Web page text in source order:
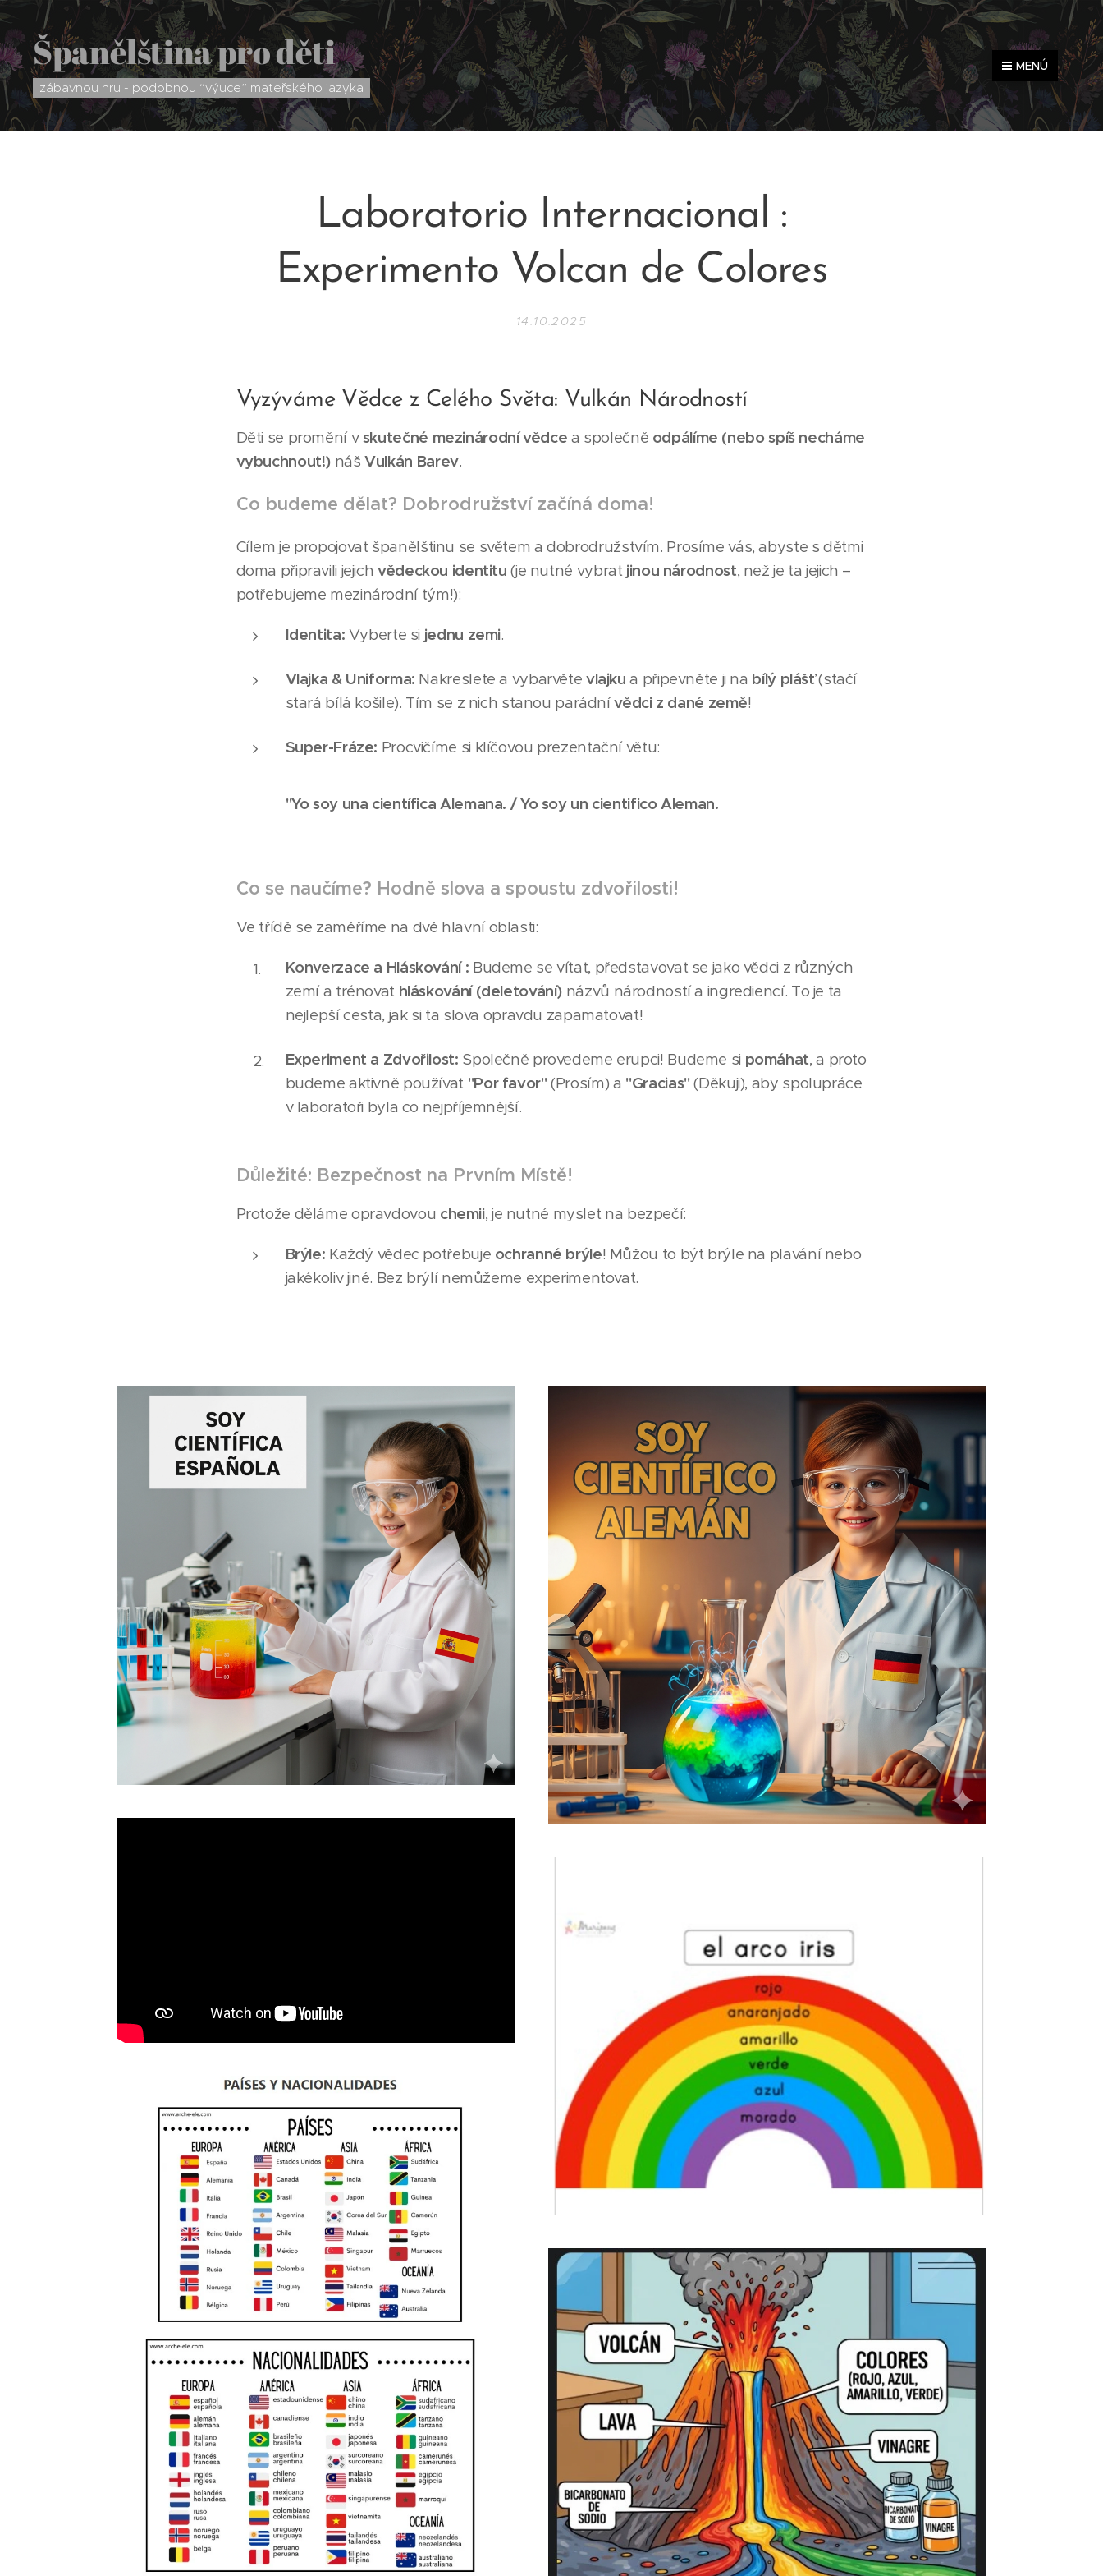
Španělština pro děti
zábavnou hru - podobnou “výuce” mateřského jazyka
MENÚ
Laboratorio Internacional :
Experimento Volcan de Colores
14.10.2025
Vyzýváme Vědce z Celého Světa: Vulkán Národností
Děti se promění vskutečné mezinárodní vědce a společně odpálíme (nebo spíš necháme
vybuchnout!) nášVulkán Barev.
Co budeme dělat? Dobrodružství začíná doma!
Cílem je propojovat španělštinu se světem a dobrodružstvím. Prosíme vás, abyste s dětmi
doma připravili jejich vědeckou identitu (je nutné vybrat jinou národnost, než je ta jejich –
potřebujeme mezinárodní tým!):
Identita: Vyberte si jednu zemi.
Vlajka & Uniforma: Nakreslete a vybarvěte vlajku a připevněte ji na bílý plášť(stačí
stará bílá košile). Tím se z nich stanou parádnívědci z dané země!
Super-Fráze: Procvičíme si klíčovou prezentační větu:
"Yo soy una científica Alemana. / Yo soy un cientifico Aleman.
Co se naučíme? Hodně slova a spoustu zdvořilosti!
Ve třídě se zaměříme na dvě hlavní oblasti:
Konverzace a Hláskování : Budeme se vítat, představovat se jako vědci z různých
zemí a trénovat hláskování (deletování) názvů národností a ingrediencí. To je ta
nejlepší cesta, jak si ta slova opravdu zapamatovat!
Experiment a Zdvořilost: Společně provedeme erupci! Budeme si pomáhat, a proto
budeme aktivně používat "Por favor"(Prosím) a "Gracias"(Děkuji), aby spolupráce
v laboratoři byla co nejpříjemnější.
Důležité: Bezpečnost na Prvním Místě!
Protože děláme opravdovou chemii, je nutné myslet na bezpečí:
Brýle: Každý vědec potřebuje ochranné brýle! Můžou to být brýle na plavání nebo
jakékoliv jiné. Bez brýlí nemůžeme experimentovat.